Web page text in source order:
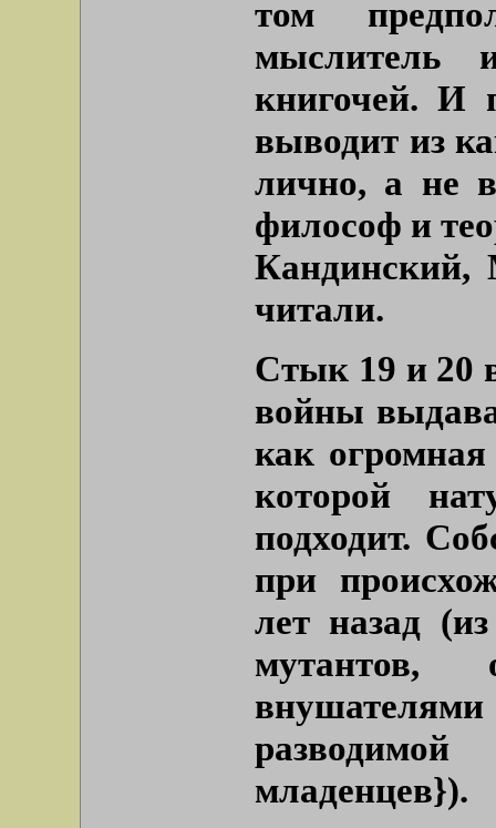
том
мыслитель
книгочей. И
выводит из
лично, а не
философ и
Кандинский,
читали.
Стык 19 и 20
войны
как
которой
подходит.
при
лет назад
мутантов,
младенцев}).